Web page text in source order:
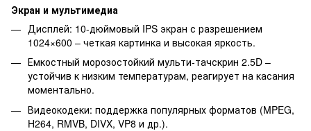
Экран и мультимедиа
Дисплей: 10-дюймовый IPS экран с разрешением
1024×600 – четкая картинка и высокая яркость.
Емкостный морозостойкий мульти-тачскрин 2.5D –
устойчив к низким температурам, реагирует на касания
моментально.
Видеокодеки: поддержка популярных форматов (MPEG,
H264, RMVB, DIVX, VP8 и др.).